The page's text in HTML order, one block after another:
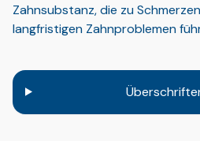
Zahnsubstanz, die zu
langfristigen Zahnproblemen